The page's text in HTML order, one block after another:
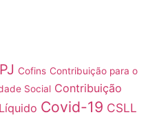
Cofins Contribuição para o
Social Contribuição
Covid-19 CSLL